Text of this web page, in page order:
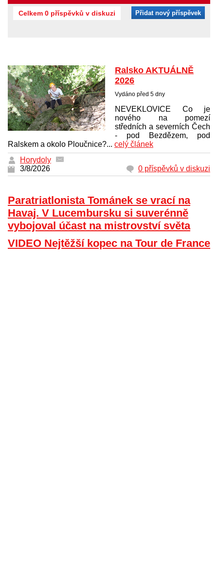
Celkem 0 příspěvků v diskuzi Přidat nový příspěvek
Ralsko AKTUÁLNĚ
2026
Vydáno před 5 dny
NEVEKLOVICE Co je
nového na pomezí
středních a severních Čech
- pod Bezdězem, pod
Ralskem a okolo Ploučnice?... celý článek
Horydoly
3/8/2026
0 příspěvků v diskuzi
Paratriatlonista Tománek se vrací na
Havaj. V Lucembursku si suverénně
vybojoval účast na mistrovství světa
VIDEO Nejtěžší kopec na Tour de France